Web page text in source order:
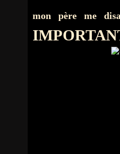
mon père me